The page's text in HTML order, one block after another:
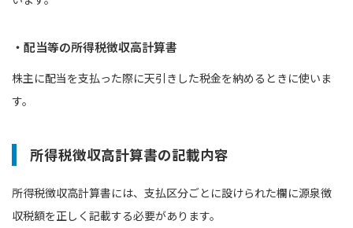
・配当等の所得税徴収高計算書
株主に配当を支払った際に天引きした税金を納めるときに使いま
す。
所得税徴収高計算書の記載内容
所得税徴収高計算書には、支払区分ごとに設けられた欄に源泉徴
収税額を正しく記載する必要があります。